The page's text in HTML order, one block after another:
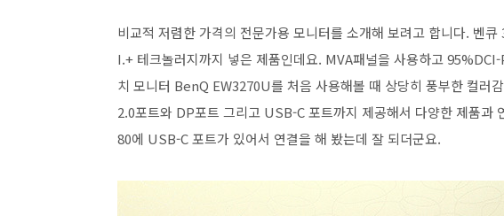
비교적 저렴한 가격의 전문가용 모니터를 소개해 보려고 합니다. 벤
I.+ 테크놀러지까지 넣은 제품인데요. MVA패널을 사용하고
치 모니터 BenQ EW3270U를 처음 사용해볼 때 상당히 풍부한 컬러
2.0포트와 DP포트 그리고 USB-C 포트까지 제공해서 다양한 제품과
80에 USB-C 포트가 있어서 연결을 해 봤는데 잘 되더군요.